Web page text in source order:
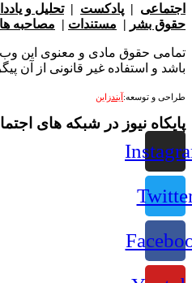
|پادکست|تحلیل و یادداشت
بشر| مستندات|مصاحبه ها|
حقوق مادی و معنوی این وب سایت
استفاده غیر قانونی از آن پیگرد
توسعه: آیندزاین
نیوز در شبکه های اجتماعی